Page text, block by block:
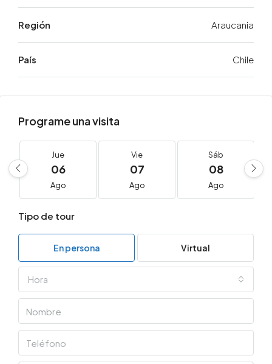
Región Araucania
País Chile
Programe una visita
Jue
06
Ago
Vie
07
Ago
Sáb
08
Ago
Tipo de tour
En persona Virtual
Hora